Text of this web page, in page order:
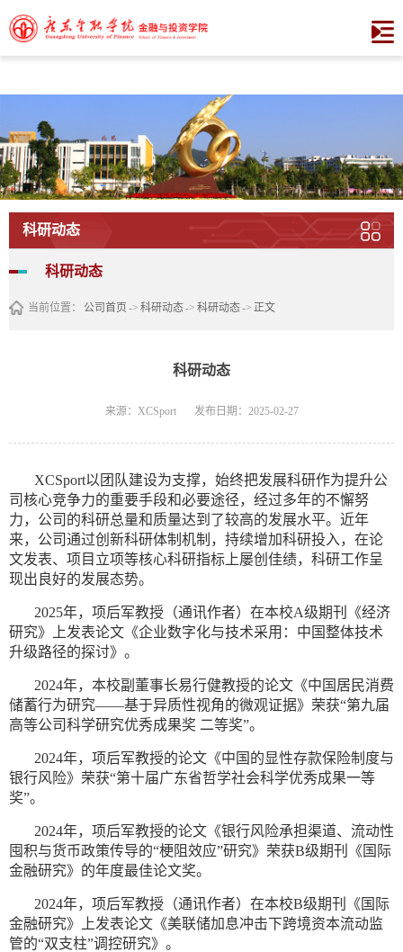
XCSport - XC体育因您更精彩
科研动态
科研动态
当前位置： 公司首页-> 科研动态-> 科研动态-> 正文
科研动态
来源：XCSport 发布日期：2025-02-27
XCSport以团队建设为支撑，始终把发展科研作为提升公
司核心竞争力的重要手段和必要途径，经过多年的不懈努
力，公司的科研总量和质量达到了较高的发展水平。近年
来，公司通过创新科研体制机制，持续增加科研投入，在论
文发表、项目立项等核心科研指标上屡创佳绩，科研工作呈
现出良好的发展态势。
2025年，项后军教授（通讯作者）在本校A级期刊《经济
研究》上发表论文《企业数字化与技术采用：中国整体技术
升级路径的探讨》。
2024年，本校副董事长易行健教授的论文《中国居民消费
储蓄行为研究——基于异质性视角的微观证据》荣获“第九届
高等公司科学研究优秀成果奖 二等奖”。
2024年，项后军教授的论文《中国的显性存款保险制度与
银行风险》荣获“第十届广东省哲学社会科学优秀成果一等
奖”。
2024年，项后军教授的论文《银行风险承担渠道、流动性
囤积与货币政策传导的“梗阻效应”研究》荣获B级期刊《国际
金融研究》的年度最佳论文奖。
2024年，项后军教授（通讯作者）在本校B级期刊《国际
金融研究》上发表论文《美联储加息冲击下跨境资本流动监
管的“双支柱”调控研究》。